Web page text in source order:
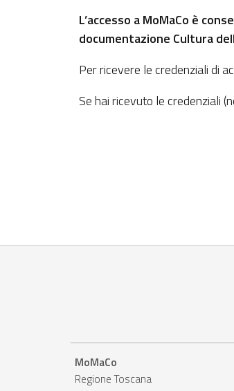
L’accesso a MoMaCo è
documentazione Cultura
Per ricevere le credenziali di
Se hai ricevuto le credenziali
MoMaCo
Regione Toscana